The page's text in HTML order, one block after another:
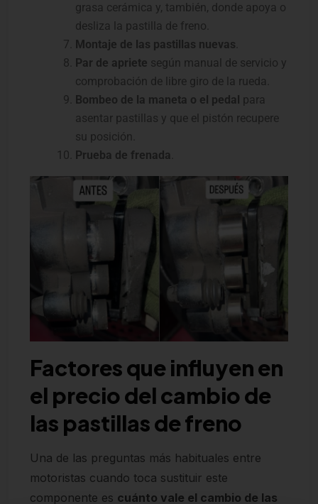
grasa cerámica y, también, donde apoya o
desliza la pastilla de freno.
Montaje de las pastillas nuevas
Par de apriete según manual de servicio y
comprobación de libre giro de la rueda.
Bombeo de la maneta o el pedal para
asentar pastillas y que el pistón recupere
su posición.
Prueba de frenada
Factores que influyen en
el precio del cambio de
las pastillas de freno
Una de las preguntas más habituales entre
motoristas cuando toca sustituir este
componente es cuánto vale el cambio de las